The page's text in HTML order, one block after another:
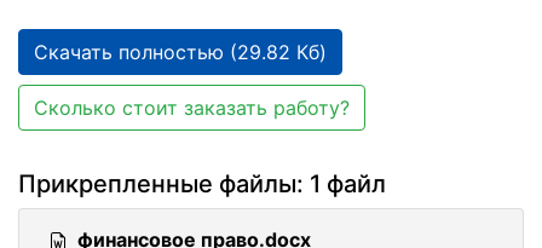
Скачать полностью (29.82 Кб)
Сколько стоит заказать работу?
Прикрепленные файлы: 1 файл
финансовое право.docx